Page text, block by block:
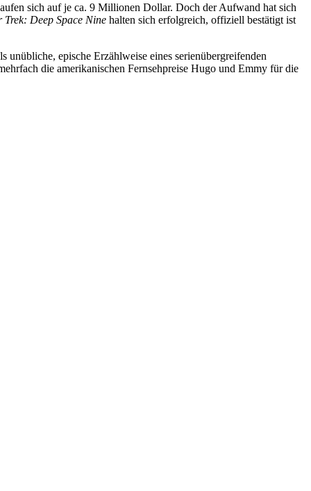
sich auf je ca. 9 Millionen Dollar. Doch der Aufwand hat sich
Trek: Deep Space Nine halten sich erfolgreich, offiziell bestätigt ist
unübliche, epische Erzählweise eines serienübergreifenden
die amerikanischen Fernsehpreise Hugo und Emmy für die